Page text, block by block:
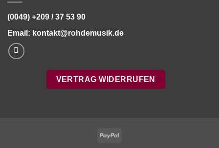
(0049) +209 / 37 53 90
Email: kontakt@rohdemusik.de
VERTRAG WIDERRUFEN
PayPal